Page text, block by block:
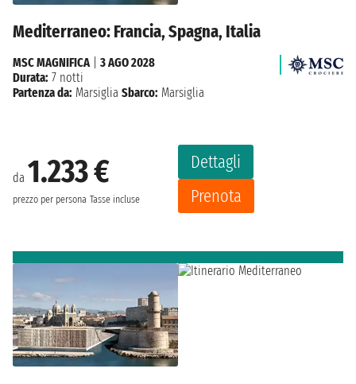
Mediterraneo: Francia, Spagna, Italia
da 1.233 €
prezzo per persona Tasse incluse
Dettagli
Prenota
MSC MAGNIFICA| 3 AGO 2028
Durata: 7 notti
Partenza da: Marsiglia Sbarco: Marsiglia